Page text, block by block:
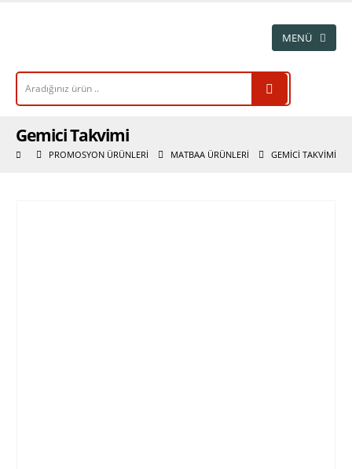
Gemici Takvimi
PROMOSYON ÜRÜNLERI MATBAA ÜRÜNLERI GEMICI TAKVIMI